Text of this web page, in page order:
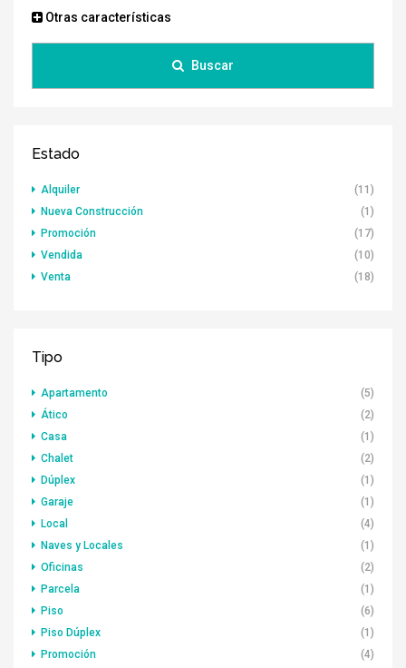
Otras características
Buscar
Estado
Alquiler
(11)
Nueva Construcción
(1)
Promoción
(17)
Vendida
(10)
Venta
(18)
Tipo
Apartamento
(5)
Ático
(2)
Casa
(1)
Chalet
(2)
Dúplex
(1)
Garaje
(1)
Local
(4)
Naves y Locales
(1)
Oficinas
(2)
Parcela
(1)
Piso
(6)
Piso Dúplex
(1)
Promoción
(4)